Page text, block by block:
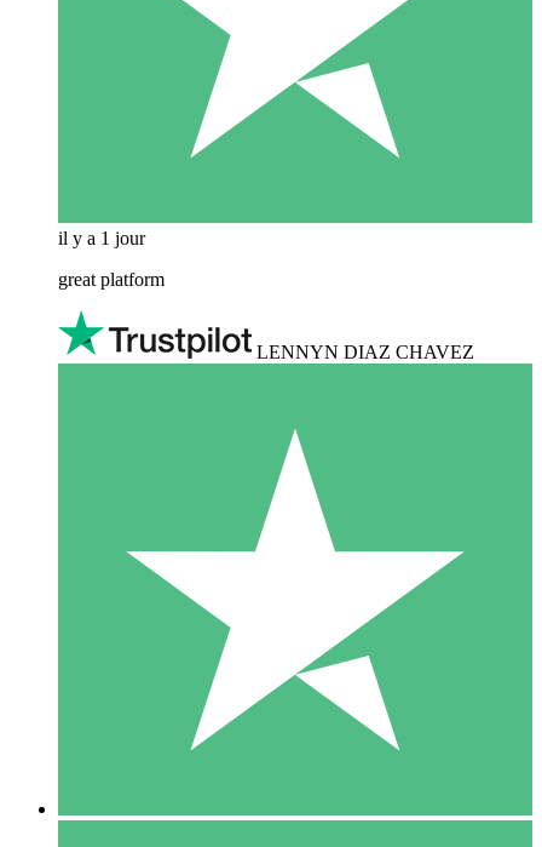
il y a 1 jour
great platform
LENNYN DIAZ CHAVEZ